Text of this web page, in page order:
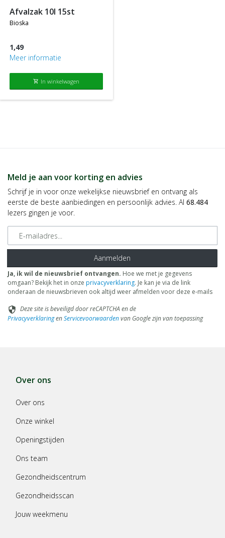
afvalzak 10l 15st
bioska
1,49
Meer informatie
shopping_cart In winkelwagen
Meld je aan voor korting en advies
Schrijf je in voor onze wekelijkse nieuwsbrief en ontvang als
eerste de beste aanbiedingen en persoonlijk advies. Al 68.484
lezers gingen je voor.
E-mailadres
Aanmelden
Ja, ik wil de nieuwsbrief ontvangen. Hoe we met je gegevens
omgaan? Bekijk het in onze privacyverklaring. Je kan je via de link
onderaan de nieuwsbrieven ook altijd weer afmelden voor deze e-mails
security Deze site is beveiligd door reCAPTCHA en de
PrivacyverklaringenServicevoorwaardenvan Google zijn van toepassing
Over ons
Over ons
Onze winkel
Openingstijden
Ons team
Gezondheidscentrum
Gezondheidsscan
Jouw weekmenu